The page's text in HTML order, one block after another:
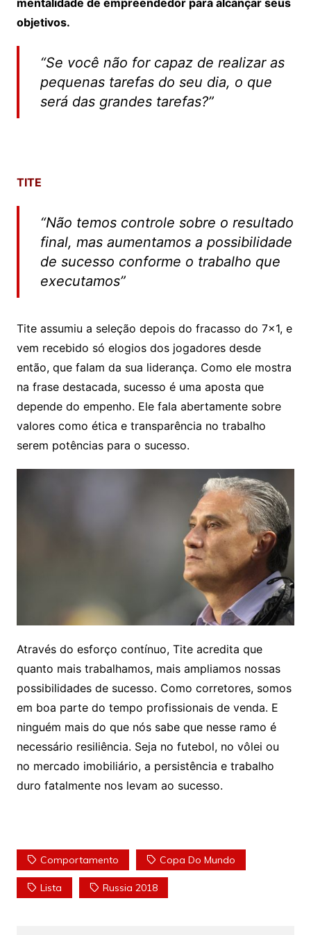
mentalidade de empreendedor para alcançar seus
objetivos.
“Se você não for capaz de realizar as
pequenas tarefas do seu dia, o que
será das grandes tarefas?”
TITE
“Não temos controle sobre o resultado
final, mas aumentamos a possibilidade
de sucesso conforme o trabalho que
executamos”
Tite assumiu a seleção depois do fracasso do 7×1, e
vem recebido só elogios dos jogadores desde
então, que falam da sua liderança. Como ele mostra
na frase destacada, sucesso é uma aposta que
depende do empenho. Ele fala abertamente sobre
valores como ética e transparência no trabalho
serem potências para o sucesso.
Através do esforço contínuo, Tite acredita que
quanto mais trabalhamos, mais ampliamos nossas
possibilidades de sucesso. Como corretores, somos
em boa parte do tempo profissionais de venda. E
ninguém mais do que nós sabe que nesse ramo é
necessário resiliência. Seja no futebol, no vôlei ou
no mercado imobiliário, a persistência e trabalho
duro fatalmente nos levam ao sucesso.
Comportamento Copa Do Mundo
Lista Russia 2018